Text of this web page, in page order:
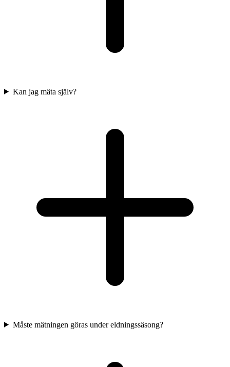
Kan jag mäta själv?
Måste mätningen göras under eldningssäsong?